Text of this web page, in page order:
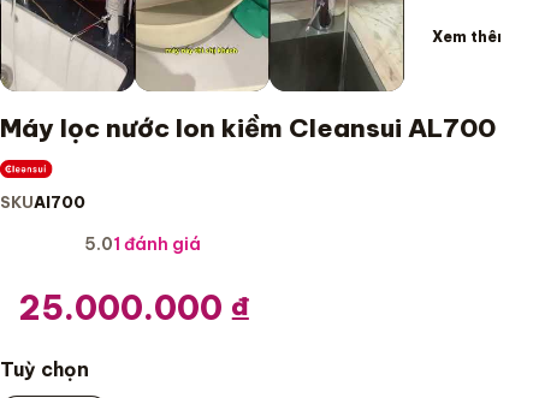
Xem thêm
Máy lọc nước Ion kiềm Cleansui AL700
SKUAl700
5.01 đánh giá
25.000.000 ₫
Tuỳ chọn